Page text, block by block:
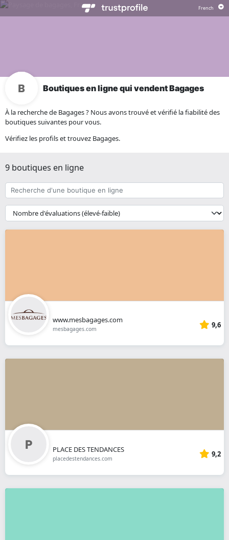
Boutiques en ligne qui vendent Bagages
À la recherche de Bagages ? Nous avons trouvé et vérifié la fiabilité des
boutiques suivantes pour vous.
Vérifiez les profils et trouvez Bagages.
9 boutiques en ligne
Recherche
d'une
boutique
{{
__('Sort')
}}
www.mesbagages.com
mesbagages.com 9,6
PLACE DES TENDANCES
placedestendances.com 9,2